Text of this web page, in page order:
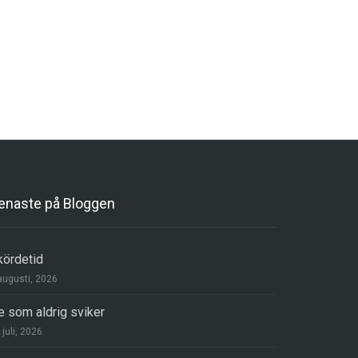
på Bloggen
2026
som aldrig sviker
juli, 2026